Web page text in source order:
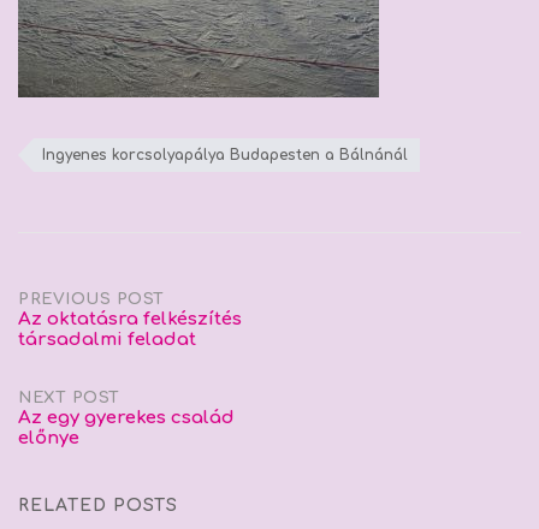
Ingyenes korcsolyapálya Budapesten a Bálnánál
Post
PREVIOUS POST
Az oktatásra felkészítés
társadalmi feladat
NEXT POST
Az egy gyerekes család
előnye
RELATED POSTS